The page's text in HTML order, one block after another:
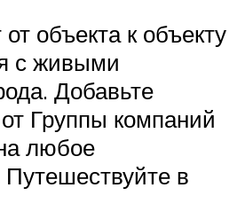
объекта к объекту
с живыми
Добавьте
Группы компаний
любое
в